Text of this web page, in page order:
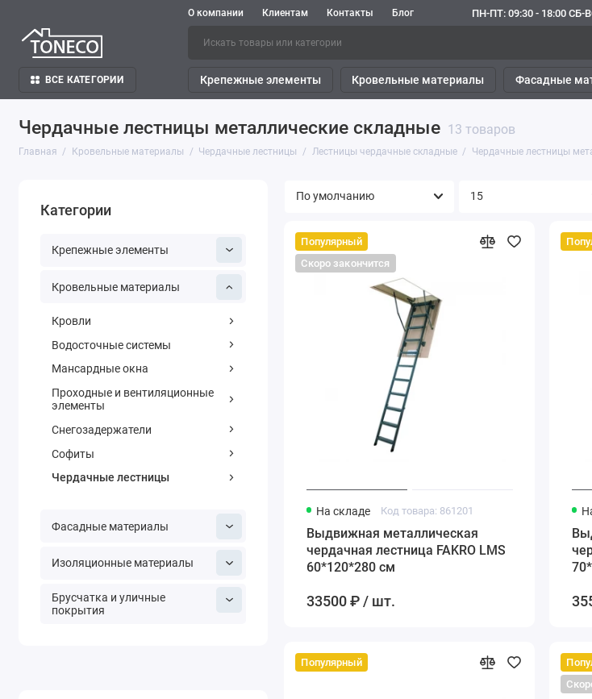
О компании Клиентам Контакты Блог ПН-ПТ: 09:30 - 18:00 СБ-
ВСЕ КАТЕГОРИИ Крепежные элементы Кровельные материалы Фасадные
Чердачные лестницы металлические складные 13 товаров
Главная Кровельные материалы Чердачные лестницы Лестницы чердачные складные Чердачные лестницы
Категории
Крепежные элементы
Кровельные материалы
Кровли
Водосточные системы
Мансардные окна
Проходные и вентиляционные
элементы
Снегозадержатели
Софиты
Чердачные лестницы
Фасадные материалы
Изоляционные материалы
Брусчатка и уличные
покрытия
Популярный
Скоро закончится
На складе Код товара: 861201
Выдвижная металлическая
чердачная лестница FAKRO LMS
60*120*280 см
33500 ₽ / шт.
Популярный